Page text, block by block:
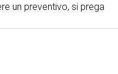
un preventivo, si prega